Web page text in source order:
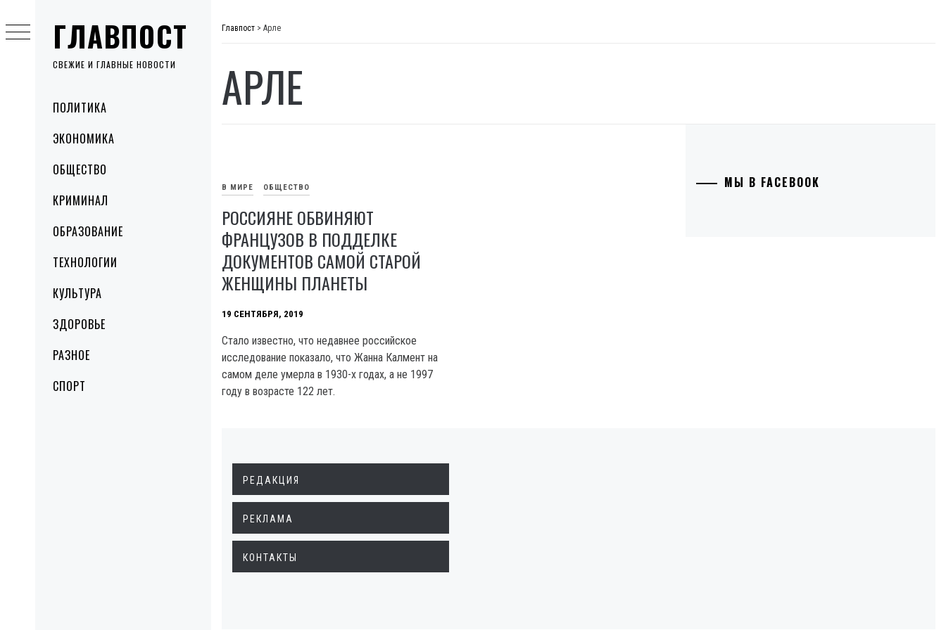
ГЛАВПОСТ
СВЕЖИЕ И ГЛАВНЫЕ НОВОСТИ
MenuПОЛИТИКА
ЭКОНОМИКА
ОБЩЕСТВО
КРИМИНАЛ
ОБРАЗОВАНИЕ
ТЕХНОЛОГИИ
КУЛЬТУРА
ЗДОРОВЬЕ
РАЗНОЕ
СПОРТ
to
content
Главпост > Арле
АРЛЕ
В МИРЕ ОБЩЕСТВО
РОССИЯНЕ ОБВИНЯЮТ
ФРАНЦУЗОВ В ПОДДЕЛКЕ
ДОКУМЕНТОВ САМОЙ СТАРОЙ
ЖЕНЩИНЫ ПЛАНЕТЫ
19 СЕНТЯБРЯ, 2019
Стало известно, что недавнее российское
исследование показало, что Жанна Калмент на
самом деле умерла в 1930-х годах, а не 1997
году в возрасте 122 лет.
МЫ В FACEBOOK
РЕДАКЦИЯ
РЕКЛАМА
КОНТАКТЫ